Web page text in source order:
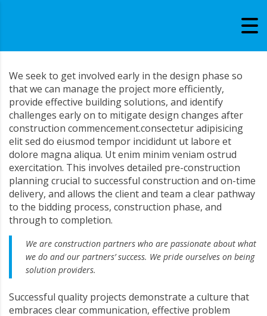
We seek to get involved early in the design phase so
that we can manage the project more efficiently,
provide effective building solutions, and identify
challenges early on to mitigate design changes after
construction commencement.consectetur adipisicing
elit sed do eiusmod tempor incididunt ut labore et
dolore magna aliqua. Ut enim minim veniam ostrud
exercitation. This involves detailed pre-construction
planning crucial to successful construction and on-time
delivery, and allows the client and team a clear pathway
to the bidding process, construction phase, and
through to completion.
We are construction partners who are passionate about what
we do and our partners’ success. We pride ourselves on being
solution providers.
Successful quality projects demonstrate a culture that
embraces clear communication, effective problem